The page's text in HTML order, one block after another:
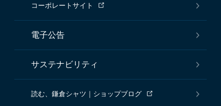
コーポレートサイト
電子公告
サステナビリティ
読む、鎌倉シャツ｜ショップブログ